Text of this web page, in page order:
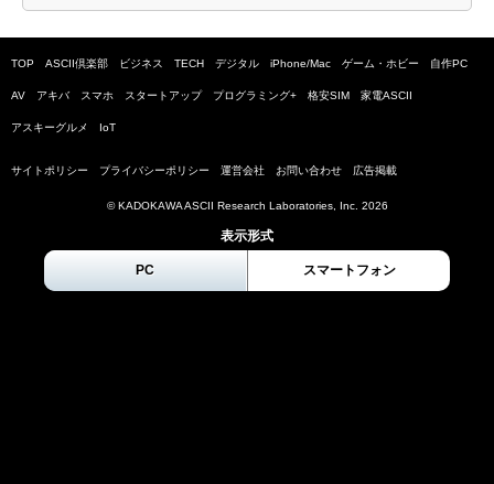
TOP ASCII倶楽部 ビジネス TECH デジタル iPhone/Mac ゲーム・ホビー 自作PC
AV アキバ スマホ スタートアップ プログラミング+ 格安SIM 家電ASCII
アスキーグルメ IoT
サイトポリシー プライバシーポリシー 運営会社 お問い合わせ 広告掲載
© KADOKAWA ASCII Research Laboratories, Inc. 2026
表示形式
PC スマートフォン